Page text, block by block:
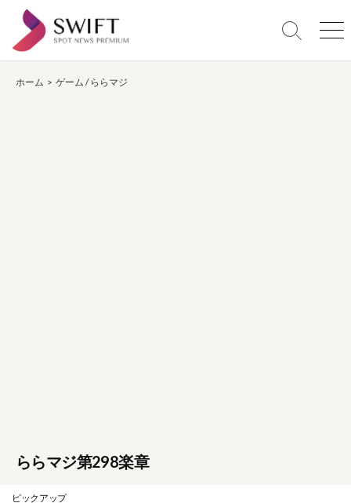
テ
検
メ
ホーム > ゲーム / ららマジ
ららマジ第298楽章
ピックアップ